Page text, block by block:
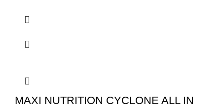
MAXI NUTRITION CYCLONE ALL IN